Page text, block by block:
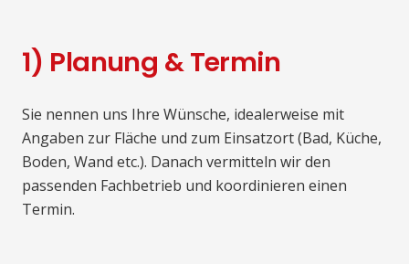
1) Planung & Termin
Sie nennen uns Ihre Wünsche, idealerweise mit
Angaben zur Fläche und zum Einsatzort (Bad, Küche,
Boden, Wand etc.). Danach vermitteln wir den
passenden Fachbetrieb und koordinieren einen
Termin.